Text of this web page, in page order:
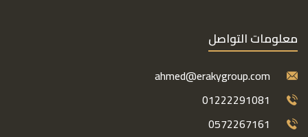
معلومات التواصل
ahmed@erakygroup.com
01222291081
0572267161